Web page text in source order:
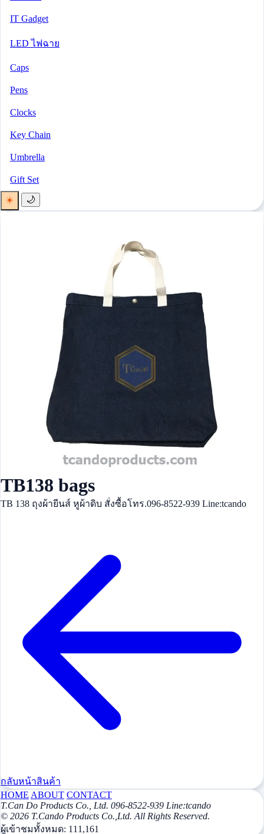
IT Gadget
LED ไฟฉาย
Caps
Pens
Clocks
Key Chain
Umbrella
Gift Set
☀️
🌙
TB138 bags
TB 138 ถุงผ้ายีนส์ หูผ้าดิบ สั่งซื้อโทร.096-8522-939 Line:tcando
กลับหน้าสินค้า
HOME ABOUT CONTACT
T.Can Do Products Co., Ltd. 096-8522-939 Line:tcando
© 2026 T.Cando Products Co.,Ltd. All Rights Reserved.
ผู้เข้าชมทั้งหมด: 111,161